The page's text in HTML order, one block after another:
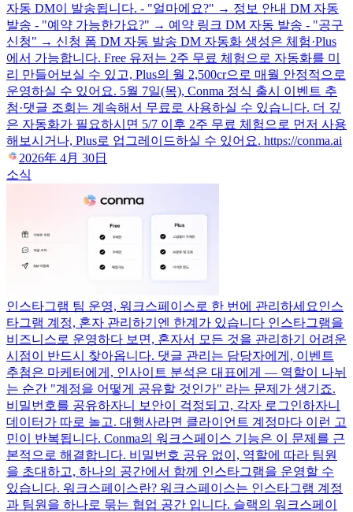
자동 DM이 발송됩니다. - "얼마에요?" → 정보 안내 DM 자동
발송 - "예약 가능한가요?" → 예약 링크 DM 자동 발송 - "공구
신청" → 신청 폼 DM 자동 발송 DM 자동화 생성은 체험·Plus
에서 가능합니다. Free 유저는 2주 무료 체험으로 자동화를 미
리 만들어보실 수 있고, Plus의 월 2,500cr으로 매월 안정적으로
운영하실 수 있어요. 5월 7일(목), Conma 정식 출시 이벤트 추
첨·댓글 조회는 계속해서 무료로 사용하실 수 있습니다. 더 깊
은 자동화가 필요하시면 5/7 이후 2주 무료 체험으로 먼저 사용
해보시거나, Plus로 업그레이드하실 수 있어요. https://conma.ai
2026年 4月 30日
소식
인스타그램 팀 운영, 워크스페이스로 한 번에 관리하세요인스
타그램 계정, 혼자 관리하기엔 한계가 있습니다 인스타그램을
비즈니스로 운영하다 보면, 혼자서 모든 것을 관리하기 어려운
시점이 반드시 찾아옵니다. 댓글 관리는 담당자에게, 이벤트
추첨은 마케터에게, 인사이트 분석은 대표에게 — 역할이 나뉘
는 순간 "계정을 어떻게 공유할 것인가" 라는 문제가 생기죠.
비밀번호를 공유하자니 보안이 걱정되고, 각자 로그인하자니
데이터가 따로 놀고. 대행사라면 클라이언트 계정마다 이런 고
민이 반복됩니다. Conma의 워크스페이스 기능은 이 문제를 근
본적으로 해결합니다. 비밀번호 공유 없이, 역할에 따라 팀원
을 초대하고, 하나의 공간에서 함께 인스타그램을 운영할 수
있습니다. 워크스페이스란? 워크스페이스는 인스타그램 계정
과 팀원을 하나로 묶는 협업 공간 입니다. 슬랙의 워크스페이